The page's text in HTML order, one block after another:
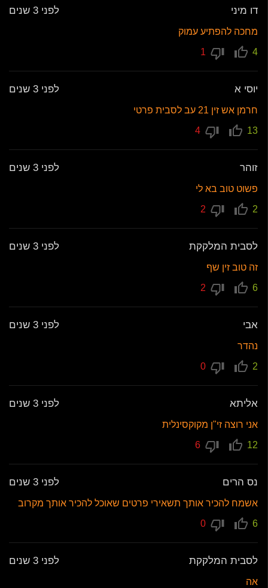
דו מיני לפני 3 שנים
מחכה להפתיע עמוק
4
יוסי א לפני 3 שנים
חרמן אש זין 21 עב לסבית פרטי
13
זוהר לפני 3 שנים
פשוט טוב בא לי
2
לסבית המלקקת לפני 3 שנים
זה טוב זין שף
6
אבי לפני 3 שנים
נהדר
2
אליתא לפני 3 שנים
אני רוצה זי"ן מקוקסינלית
12
נס הרים לפני 3 שנים
אשמח להכיר אותך תשאירי פרטים שאוכל להכיר אותך מקרוב
6
לסבית המלקקת לפני 3 שנים
אה